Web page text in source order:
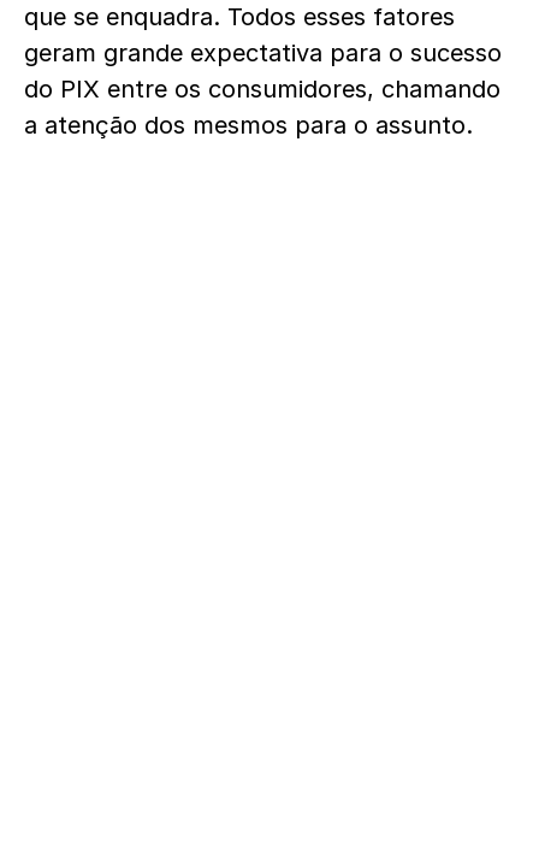
que se enquadra. Todos esses fatores
geram grande expectativa para o sucesso
do PIX entre os consumidores, chamando
a atenção dos mesmos para o assunto.